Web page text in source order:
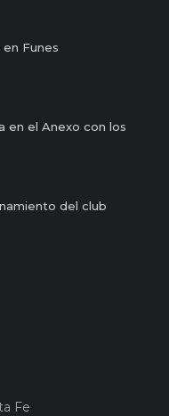
Funes
en el Anexo con los
del club
Fe